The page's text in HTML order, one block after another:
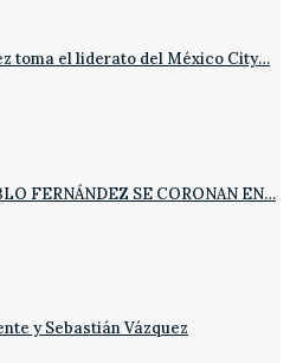
toma el liderato del México City…
FERNÁNDEZ SE CORONAN EN…
y Sebastián Vázquez